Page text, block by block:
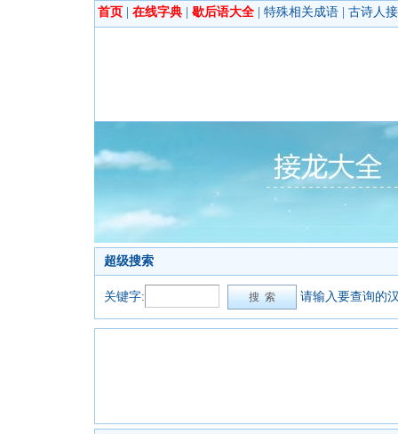
首页 在线字典 歇后语大全 特殊相关成语 古诗人
超级搜索
关键字: 请输入要查询的